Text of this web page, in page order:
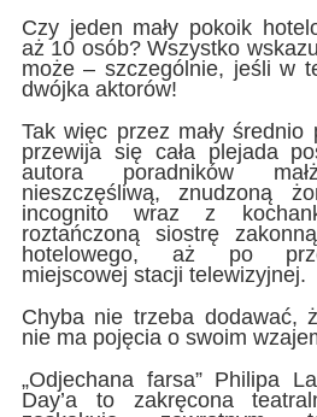
Czy jeden mały pokoik
aż 10 osób? Wszystko
może – szczególnie, jeśli w
dwójka aktorów!
Tak więc przez mały średnio
przewija się cała plejada
autora poradników
nieszczęśliwą, znudzoną
incognito wraz z
roztańczoną siostrę
hotelowego, aż po
miejscowej stacji telewizyjnej.
Chyba nie trzeba dodawać,
nie ma pojęcia o swoim
„Odjechana farsa” Philipa
Day’a to zakręcona